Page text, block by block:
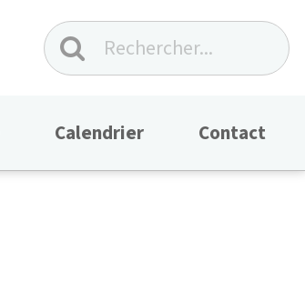
Calendrier Contact